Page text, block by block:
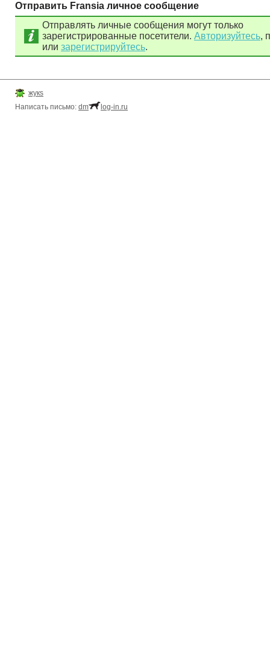
Отправить Fransia личное сообщение
Отправлять личные сообщения могут только
зарегистрированные посетители. Авторизуйтесь,
или зарегистрируйтесь.
жукs
Написать письмо: dm log-in.ru